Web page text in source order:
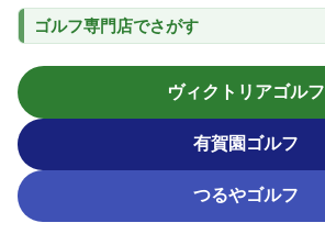
ゴルフ専門店でさがす
ヴィクトリアゴルフ
有賀園ゴルフ
つるやゴルフ